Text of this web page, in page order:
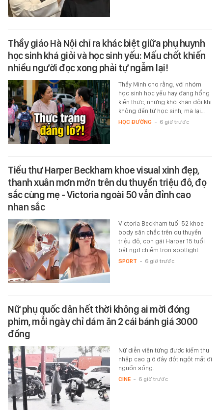
Thầy giáo Hà Nội chỉ ra khác biệt giữa phụ huynh
học sinh khá giỏi và học sinh yếu: Mấu chốt khiến
nhiều người đọc xong phải tự ngẫm lại!
Thầy Minh cho rằng, với nhóm
học sinh học yếu hay đang hổng
kiến thức, những khó khăn đôi khi
không đến từ học sinh, mà lại…
HỌC ĐƯỜNG - 6 giờ trước
Tiểu thư Harper Beckham khoe visual xinh đẹp,
thanh xuân mơn mởn trên du thuyền triệu đô, đọ
sắc cùng mẹ - Victoria ngoài 50 vẫn đỉnh cao
nhan sắc
Victoria Beckham tuổi 52 khoe
body săn chắc trên du thuyền
triệu đô, con gái Harper 15 tuổi
bất ngờ chiếm trọn spotlight.
SPORT - 6 giờ trước
Nữ phụ quốc dân hết thời không ai mời đóng
phim, mỗi ngày chỉ dám ăn 2 cái bánh giá 3000
đồng
Nữ diễn viên từng được kiếm thu
nhập cao giờ đây đột ngột mất đi
nguồn sống.
CINE - 6 giờ trước